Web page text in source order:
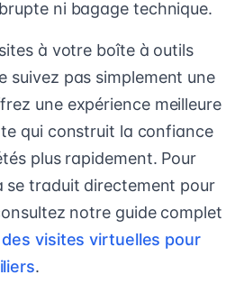
ni bagage technique.
à votre boîte à outils
suivez pas simplement une
une expérience meilleure
qui construit la confiance
plus rapidement. Pour
se traduit directement pour
notre guide complet
visites virtuelles pour
.